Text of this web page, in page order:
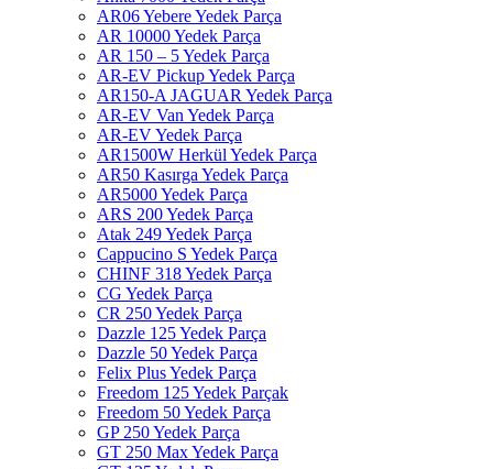
AR06 Yebere Yedek Parça
AR 10000 Yedek Parça
AR 150 – 5 Yedek Parça
AR-EV Pickup Yedek Parça
AR150-A JAGUAR Yedek Parça
AR-EV Van Yedek Parça
AR-EV Yedek Parça
AR1500W Herkül Yedek Parça
AR50 Kasırga Yedek Parça
AR5000 Yedek Parça
ARS 200 Yedek Parça
Atak 249 Yedek Parça
Cappucino S Yedek Parça
CHINF 318 Yedek Parça
CG Yedek Parça
CR 250 Yedek Parça
Dazzle 125 Yedek Parça
Dazzle 50 Yedek Parça
Felix Plus Yedek Parça
Freedom 125 Yedek Parçak
Freedom 50 Yedek Parça
GP 250 Yedek Parça
GT 250 Max Yedek Parça